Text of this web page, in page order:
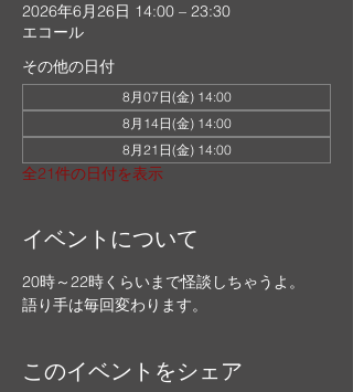
2026年6月26日 14:00 – 23:30
エコール
その他の日付
8月07日(金) 14:00
8月14日(金) 14:00
8月21日(金) 14:00
全21件の日付を表示
イベントについて
20時～22時くらいまで怪談しちゃうよ。
語り手は毎回変わります。
このイベントをシェア